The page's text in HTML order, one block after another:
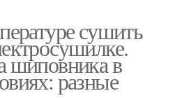
сушить
шиповника в
разные